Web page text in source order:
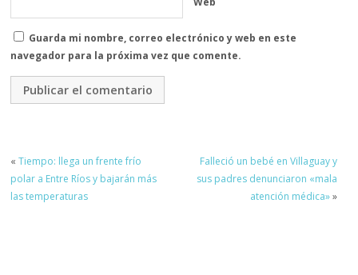
Guarda mi nombre, correo electrónico y web en este
navegador para la próxima vez que comente.
«Tiempo: llega un frente frío
polar a Entre Ríos y bajarán más
las temperaturas
Falleció un bebé en Villaguay y
sus padres denunciaron «mala
atención médica»»